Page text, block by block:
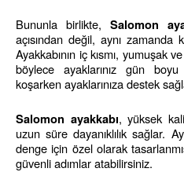
Bununla birlikte, Salomon
açısından değil, aynı zamanda
Ayakkabının iç kısmı, yumuşak
böylece ayaklarınız gün
koşarken ayaklarınıza destek
Salomon ayakkabı, yüksek
uzun süre dayanıklılık sağlar.
denge için özel olarak
güvenli adımlar atabilirsiniz.